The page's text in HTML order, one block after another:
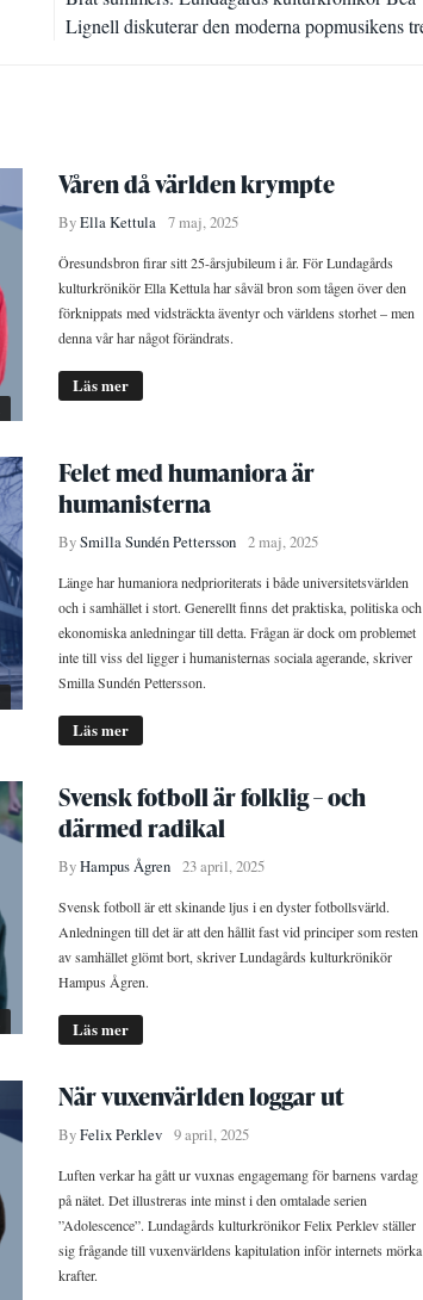
Lignell diskuterar den moderna popmusikens
Våren då världen krympte
ByElla Kettula 7 maj, 2025
Öresundsbron firar sitt 25-årsjubileum i år. För Lundagårds
kulturkrönikör Ella Kettula har såväl bron som tågen över den
förknippats med vidsträckta äventyr och världens storhet – men
denna vår har något förändrats.
Läs mer
Felet med humaniora är
humanisterna
BySmilla Sundén Pettersson 2 maj, 2025
Länge har humaniora nedprioriterats i både universitetsvärlden
och i samhället i stort. Generellt finns det praktiska, politiska och
ekonomiska anledningar till detta. Frågan är dock om problemet
inte till viss del ligger i humanisternas sociala agerande, skriver
Smilla Sundén Pettersson.
Läs mer
Svensk fotboll är folklig – och
därmed radikal
ByHampus Ågren 23 april, 2025
Svensk fotboll är ett skinande ljus i en dyster fotbollsvärld.
Anledningen till det är att den hållit fast vid principer som resten
av samhället glömt bort, skriver Lundagårds kulturkrönikör
Hampus Ågren.
Läs mer
När vuxenvärlden loggar ut
ByFelix Perklev 9 april, 2025
Luften verkar ha gått ur vuxnas engagemang för barnens vardag
på nätet. Det illustreras inte minst i den omtalade serien
”Adolescence”. Lundagårds kulturkrönikor Felix Perklev ställer
sig frågande till vuxenvärldens kapitulation inför internets mörka
krafter.